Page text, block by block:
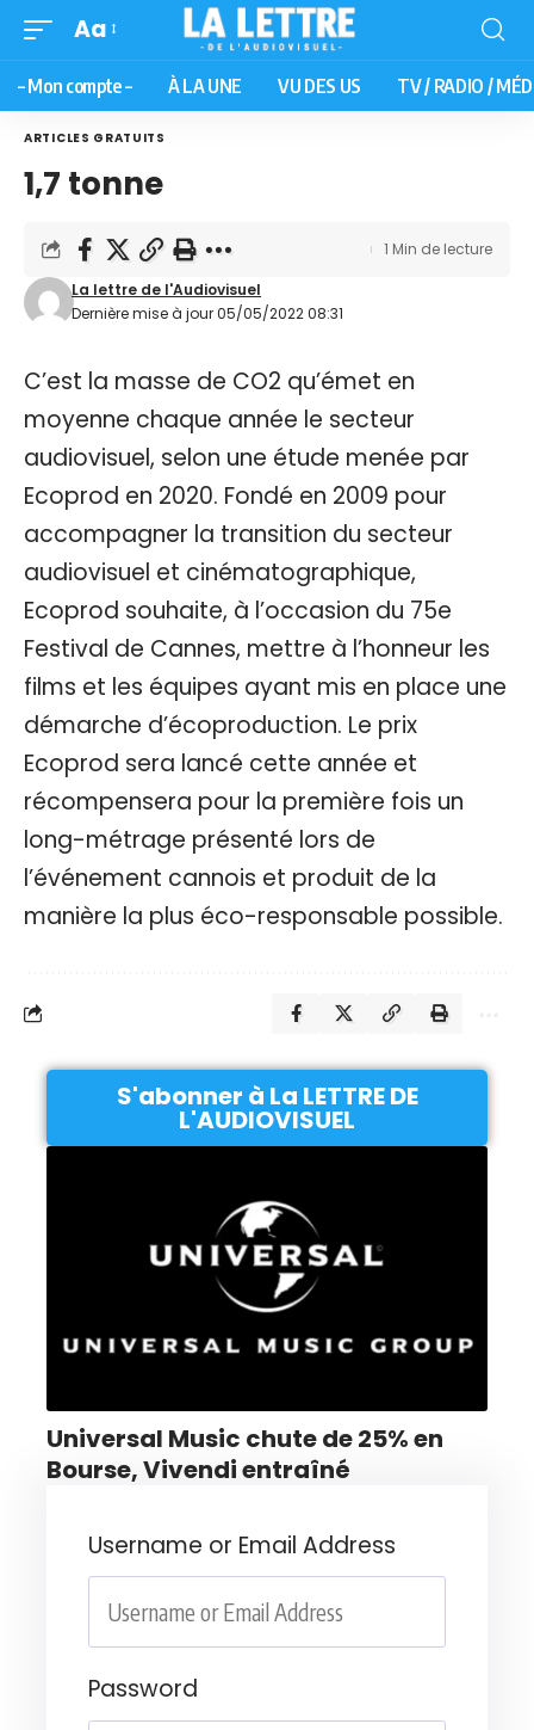
Aa
– Mon compte – À LA UNE VU DES US TV / RADIO /
ARTICLES GRATUITS
1,7 tonne
Dernière mise à jour 05/05/2022 08:31
La lettre de l'Audiovisuel
1 Min de lecture
C’est la masse de CO2 qu’émet en
moyenne chaque année le secteur
audiovisuel, selon une étude menée par
Ecoprod en 2020. Fondé en 2009 pour
accompagner la transition du secteur
audiovisuel et cinématographique,
Ecoprod souhaite, à l’occasion du 75e
Festival de Cannes, mettre à l’honneur les
films et les équipes ayant mis en place une
démarche d’écoproduction. Le prix
Ecoprod sera lancé cette année et
récompensera pour la première fois un
long-métrage présenté lors de
l’événement cannois et produit de la
manière la plus éco-responsable possible.
S'abonner à La LETTRE DE
L'AUDIOVISUEL
Universal Music chute de 25% en
Bourse, Vivendi entraîné
Username or Email Address
Password